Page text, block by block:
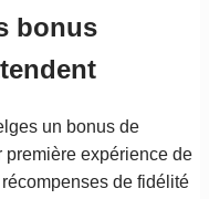
bonus
un bonus de
première expérience de
de fidélité